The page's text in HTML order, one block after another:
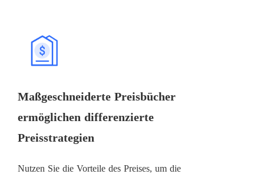
Maßgeschneiderte Preisbücher
ermöglichen differenzierte
Preisstrategien
Nutzen Sie die Vorteile des Preises, um die